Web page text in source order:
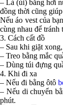
– Là (ủi) bằng hơi
đồng thời cũng
Nếu áo vest của
cùng nhau để
3. Cách cất đồ
– Sau khi giặt
– Treo bằng mắc
– Dùng túi đựng
4. Khi đi xa
– Nếu đi bằng ôtô
– Nếu di chuyển
phút.